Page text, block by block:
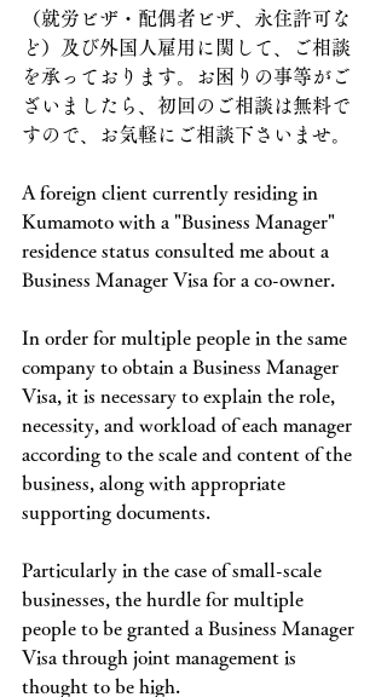
（就労ビザ・配偶者ビザ、永住許可な
ど）及び外国人雇用に関して、ご相談
を承っております。お困りの事等がご
ざいましたら、初回のご相談は無料で
すので、お気軽にご相談下さいませ。
A foreign client currently residing in
Kumamoto with a "Business Manager"
residence status consulted me about a
Business Manager Visa for a co-owner.
In order for multiple people in the same
company to obtain a Business Manager
Visa, it is necessary to explain the role,
necessity, and workload of each manager
according to the scale and content of the
business, along with appropriate
supporting documents.
Particularly in the case of small-scale
businesses, the hurdle for multiple
people to be granted a Business Manager
Visa through joint management is
thought to be high.